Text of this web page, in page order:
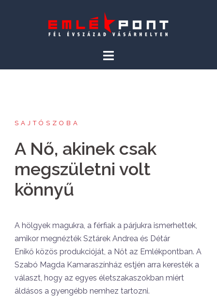
SAJTÓSZOBA
A Nő, akinek csak
megszületni volt
könnyű
A hölgyek magukra, a férfiak a párjukra ismerhettek,
amikor megnézték Sztárek Andrea és Détár
Enikő közös produkcióját, a Nőt az Emlékpontban. A
Szabó Magda Kamaraszínház estjén arra keresték a
választ, hogy az egyes életszakaszokban miért
áldásos a gyengébb nemhez tartozni.